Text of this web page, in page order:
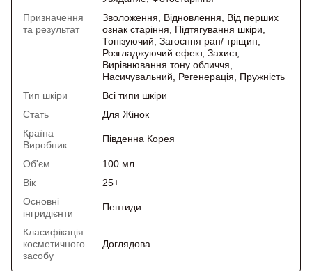
Призначення
та результат
Зволоження, Відновлення, Від перших
ознак старіння, Підтягування шкіри,
Тонізуючий, Загоєння ран/ тріщин,
Розгладжуючий ефект, Захист,
Вирівнювання тону обличчя,
Насичувальний, Регенерація, Пружність
Тип шкіри
Всі типи шкіри
Стать
Для Жінок
Країна
Виробник
Південна Корея
Об'єм
100 мл
Вік
25+
Основні
інгридієнти
Пептиди
Класифікація
косметичного
засобу
Доглядова